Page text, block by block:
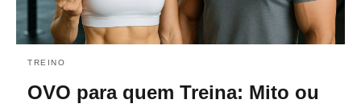
TREINO
OVO para quem Treina: Mito ou